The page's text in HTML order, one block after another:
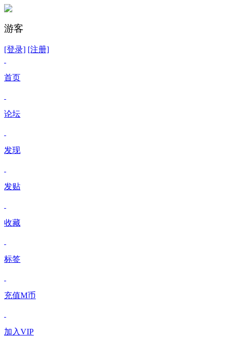
游客
[登录] [注册]
首页
论坛
发现
发贴
收藏
标签
充值M币
加入VIP